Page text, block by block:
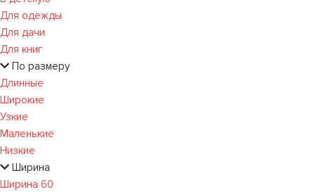
Для одежды
Для дачи
Для книг
По размеру
Длинные
Широкие
Узкие
Маленькие
Низкие
Ширина
Ширина 60